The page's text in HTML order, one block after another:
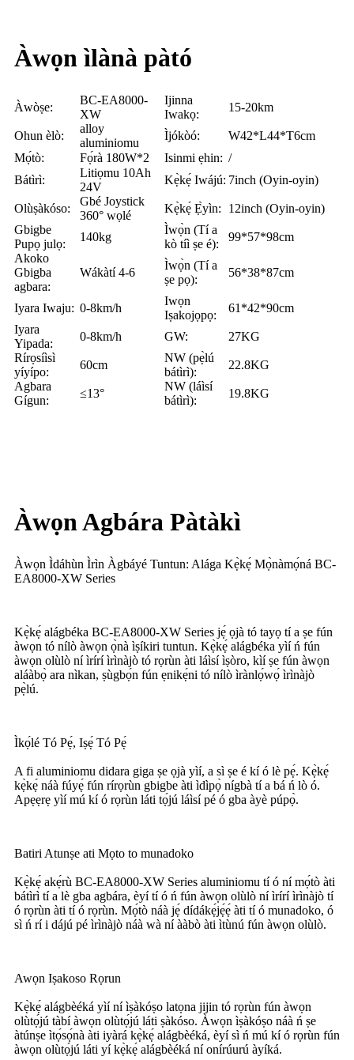
Àwọn ìlànà pàtó
Àwòṣe:
BC-EA8000-
XW
Ijinna
Iwakọ:
15-20km
Ohun èlò:
alloy
aluminiomu
Ìjókòó:
W42*L44*T6cm
Mọ́tò:
Fọ́rà 180W*2 Isinmi ẹhin: /
Bátìrì:
Litiọmu 10Ah
24V
Kẹ̀kẹ́ Iwájú: 7inch (Oyin-oyin)
Olùṣàkóso:
Gbé Joystick
360° wọlé
Kẹ̀kẹ́ Ẹ̀yìn:
12inch (Oyin-oyin)
Gbigbe
Pupọ julọ:
140kg
Ìwọ̀n (Tí a
kò tíì ṣe é):
99*57*98cm
Akoko
Gbigba
agbara:
Wákàtí 4-6
Ìwọ̀n (Tí a
ṣe pọ):
56*38*87cm
Iyara Iwaju: 0-8km/h
Iwọn
Iṣakojọpọ:
61*42*90cm
Iyara
Yipada:
0-8km/h GW:
27KG
Rírọsíìsì
yíyípo:
60cm
NW (pẹ̀lú
bátìrì):
22.8KG
Agbara
Gígun:
≤13°
NW (láìsí
bátìrì):
19.8KG
Àwọn Agbára Pàtàkì
Àwọn Ìdáhùn Ìrìn Àgbáyé Tuntun: Alága Kẹ̀kẹ́ Mọ̀nàmọ́ná BC-
EA8000-XW Series
Kẹ̀kẹ́ alágbéka BC-EA8000-XW Series jẹ́ ọjà tó tayọ tí a ṣe fún
àwọn tó nílò àwọn ọ̀nà ìṣíkiri tuntun. Kẹ̀kẹ́ alágbéka yìí ń fún
àwọn olùlò ní ìrírí ìrìnàjò tó rọrùn àti láìsí ìṣòro, kìí ṣe fún àwọn
aláàbọ̀ ara nìkan, ṣùgbọ́n fún ẹnikẹ́ni tó nílò ìrànlọ́wọ́ ìrìnàjò
pẹ̀lú.
Ìkọ́lé Tó Pẹ́, Iṣẹ́ Tó Pẹ́
A fi aluminiomu didara giga ṣe ọjà yìí, a sì ṣe é kí ó lè pẹ́. Kẹ̀kẹ́
kẹ̀kẹ́ náà fúyẹ́ fún rírọrùn gbigbe àti ìdìpọ̀ nígbà tí a bá ń lò ó.
Apẹẹrẹ yìí mú kí ó rọrùn láti tọ́jú láìsí pé ó gba àyè púpọ̀.
Batiri Atunṣe ati Mọto to munadoko
Kẹ̀kẹ́ akẹ́rù BC-EA8000-XW Series aluminiomu tí ó ní mọ́tò àti
bátìrì tí a lè gba agbára, èyí tí ó ń fún àwọn olùlò ní ìrírí ìrìnàjò tí
ó rọrùn àti tí ó rọrùn. Mọ́tò náà jẹ́ dídákẹ́jẹ́ẹ́ àti tí ó munadoko, ó
sì ń rí i dájú pé ìrìnàjò náà wà ní ààbò àti ìtùnú fún àwọn olùlò.
Awọn Iṣakoso Rọrun
Kẹ̀kẹ́ alágbèéká yìí ní ìṣàkóṣo latọna jijin tó rọrùn fún àwọn
olùtọ́jú tàbí àwọn olùtọ́jú láti ṣàkóso. Àwọn ìṣàkóṣo náà ń ṣe
àtúnṣe ìtọ́sọ́nà àti iyàrá kẹ̀kẹ́ alágbèéká, èyí sì ń mú kí ó rọrùn fún
àwọn olùtọ́jú láti yí kẹ̀kẹ́ alágbèéká ní onírúurú àyíká.